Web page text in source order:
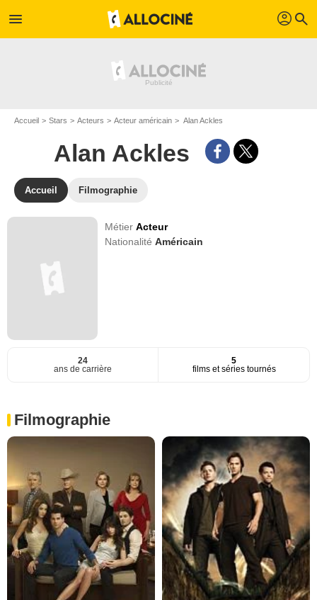
menu profil search
Accueil Stars Acteurs Acteur américain Alan Ackles
Alan Ackles
Accueil Filmographie
MétierActeur
NationalitéAméricain
24
ans de carrière
5
films et séries tournés
Filmographie